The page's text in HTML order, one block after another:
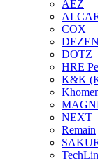
AEZ
COX
DOTZ
HRE
K&K
NEXT
Remain